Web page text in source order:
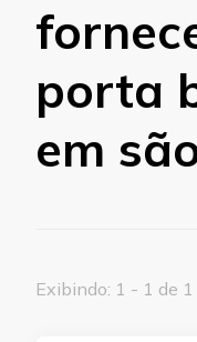
porta
em
Exibindo: 1 - 1 de 1